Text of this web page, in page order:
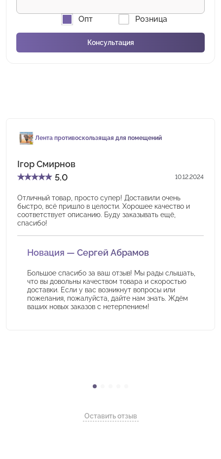
Опт Розница
Лента противоскользящая для помещений
Ігор Смирнов
★★★★★ 5.0 10.12.2024
Отличный товар, просто супер! Доставили очень
быстро, всё пришло в целости. Хорошее качество и
соответствует описанию. Буду заказывать ещё,
спасибо!
Новация — Сергей Абрамов
Большое спасибо за ваш отзыв! Мы рады слышать,
что вы довольны качеством товара и скоростью
доставки. Если у вас возникнут вопросы или
пожелания, пожалуйста, дайте нам знать. Ждём
ваших новых заказов с нетерпением!
Оставить отзыв